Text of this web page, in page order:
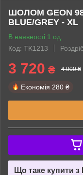
ШОЛОМ GEON
BLUE/GREY - XL
В наявності 1 од.
Код: TK1213
3 720 ₴ 4 000 ₴
Економія 280 ₴
Що таке купити